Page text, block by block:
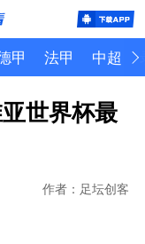
甲 法甲 中超
世界杯最
作者：足坛创客